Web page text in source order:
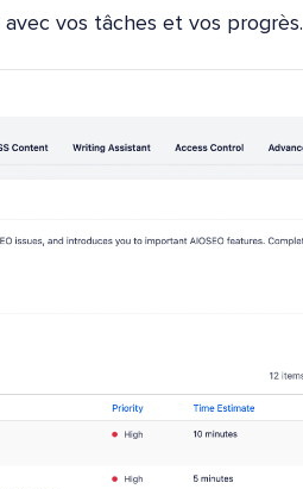
avec vos tâches et vos progrès.